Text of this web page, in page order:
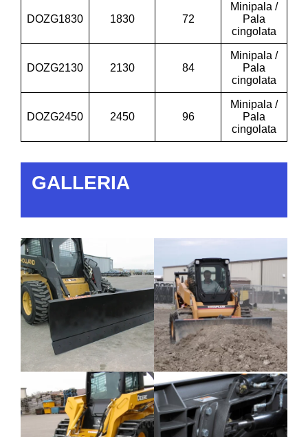
DOZG1830 1830 72
Minipala /
Pala
cingolata
DOZG2130 2130 84
Minipala /
Pala
cingolata
DOZG2450 2450 96
Minipala /
Pala
cingolata
GALLERIA